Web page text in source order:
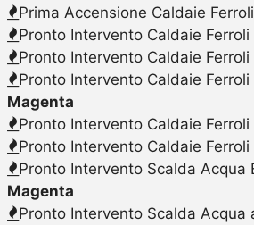
Prima Accensione Caldaie
Pronto Intervento Caldaie Ferroli
Pronto Intervento Caldaie Ferroli
Pronto Intervento Caldaie
Magenta
Pronto Intervento Caldaie Ferroli
Pronto Intervento Caldaie Ferroli
Pronto Intervento Scalda Acqua
Magenta
Pronto Intervento Scalda Acqua